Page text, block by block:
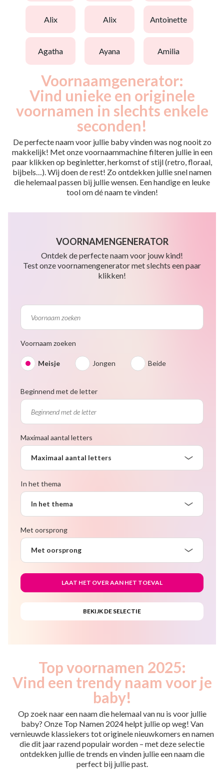
alix alix antoinette
agatha ayana amilia
Voornaamgenerator:
Vind unieke en originele
voornamen in slechts enkele
seconden!
De perfecte naam voor jullie baby vinden was nog nooit zo
makkelijk! Met onze voornaammachine filteren jullie in een
paar klikken op beginletter, herkomst of stijl (retro, floraal,
bijbels…). Wij doen de rest! Zo ontdekken jullie snel namen
die helemaal passen bij jullie wensen. Een handige en leuke
tool om dé naam te vinden!
VOORNAMENGENERATOR
Ontdek de perfecte naam voor jouw kind!
Test onze voornamengenerator met slechts een paar
klikken!
Voornaam zoeken
Meisje Jongen Beide
Beginnend met de letter
Maximaal aantal letters
Maximaal aantal letters
In het thema
In het thema
Met oorsprong
Met oorsprong
Top voornamen 2025:
Vind een trendy naam voor je
baby!
Op zoek naar een naam die helemaal van nu is voor jullie
baby? Onze Top Namen 2024 helpt jullie op weg! Van
vernieuwde klassiekers tot originele nieuwkomers en namen
die dit jaar razend populair worden – met deze selectie
ontdekken jullie de trends en vinden jullie een naam die
perfect bij jullie past.